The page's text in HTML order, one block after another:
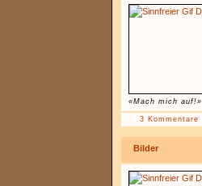
«Mach mich auf!»
3 Kommentare
Bilder